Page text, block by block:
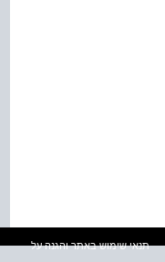
תנאי שימוש באתר והגנה על